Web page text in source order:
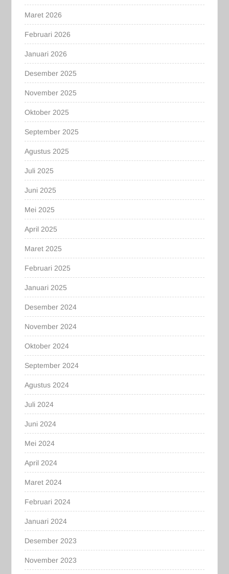
Maret 2026
Februari 2026
Januari 2026
Desember 2025
November 2025
Oktober 2025
September 2025
Agustus 2025
Juli 2025
Juni 2025
Mei 2025
April 2025
Maret 2025
Februari 2025
Januari 2025
Desember 2024
November 2024
Oktober 2024
September 2024
Agustus 2024
Juli 2024
Juni 2024
Mei 2024
April 2024
Maret 2024
Februari 2024
Januari 2024
Desember 2023
November 2023